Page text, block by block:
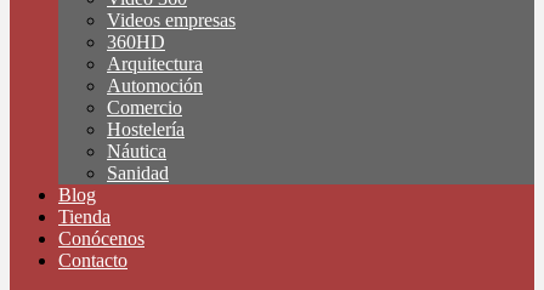
Videos empresas
360HD
Arquitectura
Automoción
Comercio
Hostelería
Náutica
Sanidad
Blog
Tienda
Conócenos
Contacto